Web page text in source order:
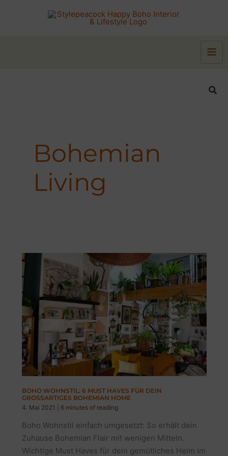
Bohemian
Living
BOHO WOHNSTIL: 6 MUST HAVES FÜR DEIN
GROSSARTIGES BOHEMIAN HOME
4. Mai 2021
6 minutes of reading
Boho Wohnstil einfach umgesetzt: So erhält dein
Zuhause Bohemian Flair mit wenigen Mitteln.
Wichtige Must Haves für dein gemütliches Heim im